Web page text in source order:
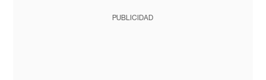
PUBLICIDAD